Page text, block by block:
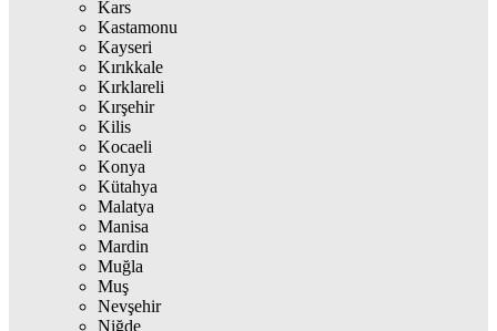
Kars
Kastamonu
Kayseri
Kırıkkale
Kırklareli
Kırşehir
Kilis
Kocaeli
Konya
Kütahya
Malatya
Manisa
Mardin
Muğla
Muş
Nevşehir
Niğde